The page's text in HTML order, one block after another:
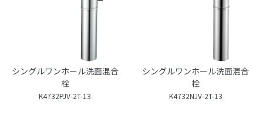
シングルワンホール洗面混合
栓
K4732PJV-2T-13
シングルワンホール洗面混合
栓
K4732NJV-2T-13